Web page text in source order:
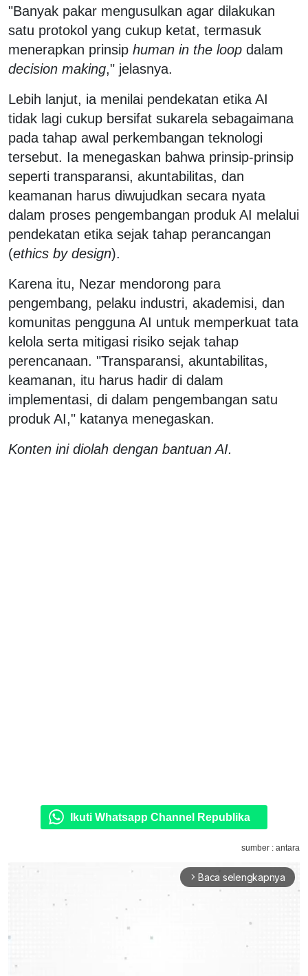
"Banyak pakar mengusulkan agar dilakukan
satu protokol yang cukup ketat, termasuk
menerapkan prinsip human in the loop dalam
decision making," jelasnya.
Lebih lanjut, ia menilai pendekatan etika AI
tidak lagi cukup bersifat sukarela sebagaimana
pada tahap awal perkembangan teknologi
tersebut. Ia menegaskan bahwa prinsip-prinsip
seperti transparansi, akuntabilitas, dan
keamanan harus diwujudkan secara nyata
dalam proses pengembangan produk AI melalui
pendekatan etika sejak tahap perancangan
(ethics by design).
Karena itu, Nezar mendorong para
pengembang, pelaku industri, akademisi, dan
komunitas pengguna AI untuk memperkuat tata
kelola serta mitigasi risiko sejak tahap
perencanaan. "Transparansi, akuntabilitas,
keamanan, itu harus hadir di dalam
implementasi, di dalam pengembangan satu
produk AI," katanya menegaskan.
Konten ini diolah dengan bantuan AI.
Ikuti Whatsapp Channel Republika
sumber : antara
arrow_forward_ios Baca selengkapnya